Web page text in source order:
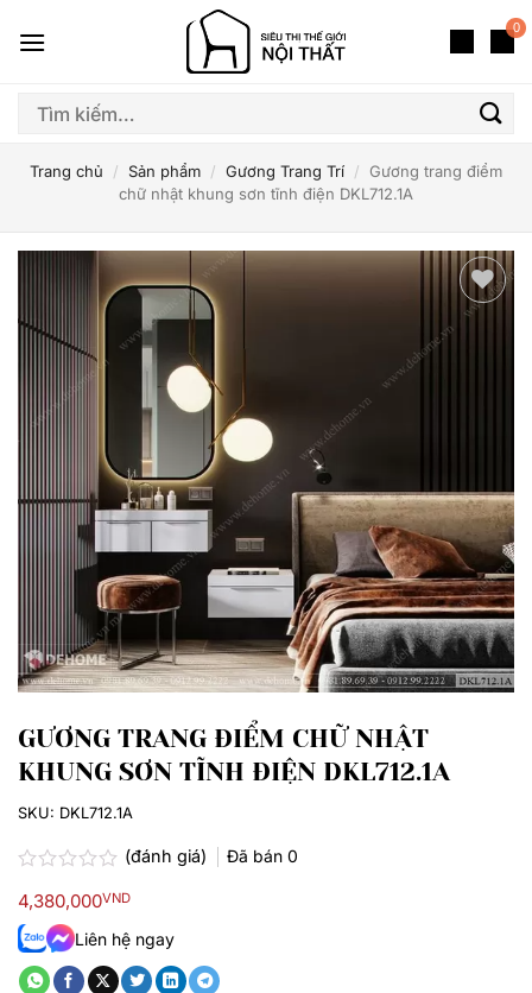
qua
dung
0
Tìm
Trang chủ / Sản phẩm / Gương Trang Trí / Gương trang điểm
chữ nhật khung sơn tĩnh điện DKL712.1A
GƯƠNG TRANG ĐIỂM CHỮ NHẬT
KHUNG SƠN TĨNH ĐIỆN DKL712.1A
xếp
hạng
0.0
sao
(đánh giá) Đã bán 0
4,380,000VND
Liên hệ ngay
SKU: DKL712.1A